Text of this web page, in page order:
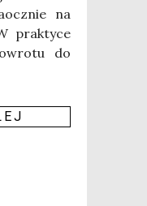
na
prak­ty­ce
do